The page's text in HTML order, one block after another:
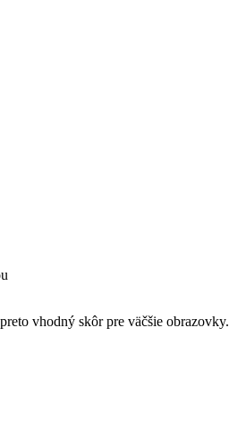
vhodný skôr pre väčšie obrazovky.